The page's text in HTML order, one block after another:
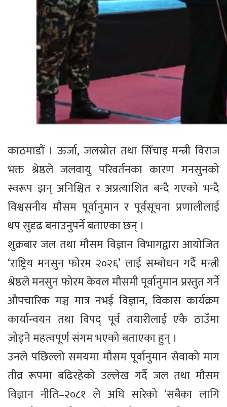
काठमाडौं । ऊर्जा, जलस्रोत तथा सिँचाइ मन्त्री विराज
भक्त श्रेष्ठले जलवायु परिवर्तनका कारण मनसुनको
स्वरूप झन् अनिश्चित र अप्रत्याशित बन्दै गएको भन्दै
विश्वसनीय मौसम पूर्वानुमान र पूर्वसूचना प्रणालीलाई
थप सुदृढ बनाउनुपर्ने बताएका छन् ।
शुक्रबार जल तथा मौसम विज्ञान विभागद्वारा आयोजित
‘राष्ट्रिय मनसुन फोरम २०२६’ लाई सम्बोधन गर्दै मन्त्री
श्रेष्ठले मनसुन फोरम केवल मौसमी पूर्वानुमान प्रस्तुत गर्ने
औपचारिक मञ्च मात्र नभई विज्ञान, विकास कार्यक्रम
कार्यान्वयन तथा विपद् पूर्व तयारीलाई एकै ठाउँमा
जोड्ने महत्वपूर्ण संगम भएको बताएका हुन् ।
उनले पछिल्लो समयमा मौसम पूर्वानुमान सेवाको माग
तीव्र रूपमा बढिरहेको उल्लेख गर्दै जल तथा मौसम
विज्ञान नीति–२०८१ ले अघि सारेको ‘सबैका लागि